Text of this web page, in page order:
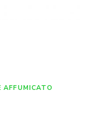
AFFUMICATO